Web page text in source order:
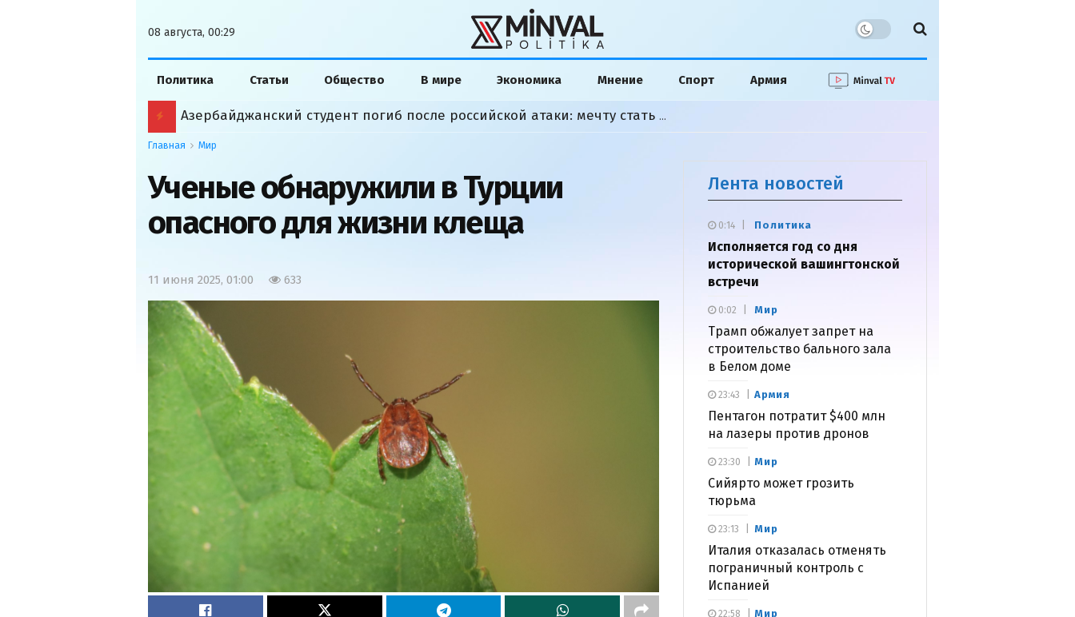
08 августа, 00:29
Политика Статьи Общество В мире Экономика Мнение Спорт Армия
Азербайджанский студент погиб после российской атаки: мечту стать моряком сожгла война
Главная Мир
Ученые обнаружили в Турции
опасного для жизни клеща
11 июня 2025, 01:00 633
Лента новостей
Политика
Исполняется год со дня
исторической вашингтонской
встречи
0:14
Мир
Трамп обжалует запрет на
строительство бального зала
в Белом доме
0:02
Армия
Пентагон потратит $400 млн
на лазеры против дронов
23:43
Мир
Сийярто может грозить
тюрьма
23:30
Мир
Италия отказалась отменять
пограничный контроль с
Испанией
23:13
Мир
22:58